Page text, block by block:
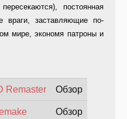
постоянная
враги, заставляющие по-
мире, экономя патроны и
Remaster Обзор
Обзор